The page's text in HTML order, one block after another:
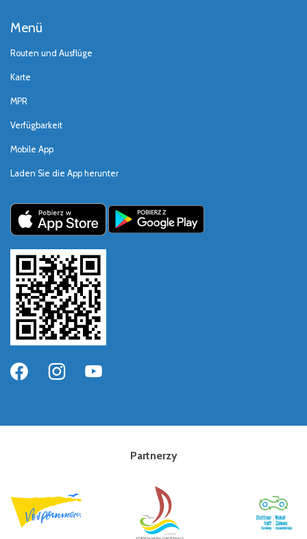
Menü
Routen und Ausflüge
Karte
MPR
Verfügbarkeit
Mobile App
Laden Sie die App herunter
Partnerzy